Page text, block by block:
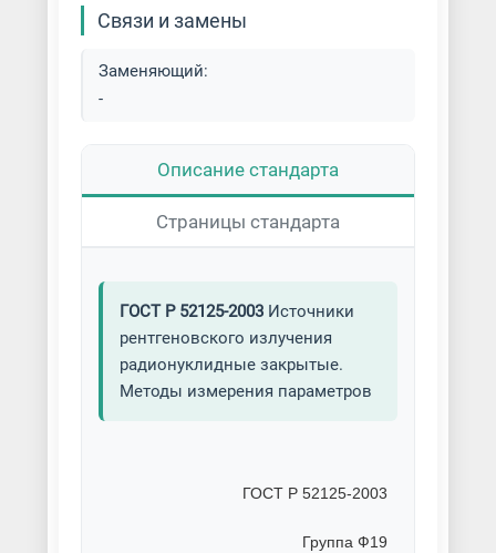
Связи и замены
Заменяющий:
-
Описание стандарта
Страницы стандарта
ГОСТ Р 52125-2003Источники
рентгеновского излучения
радионуклидные закрытые.
Методы измерения параметров